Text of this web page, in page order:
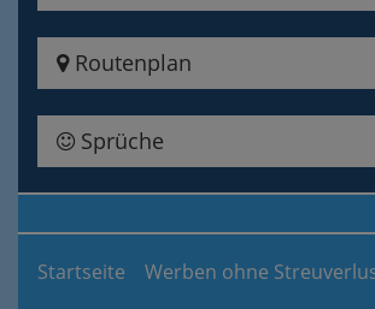
Routenplan
Sprüche
Startseite Werben ohne